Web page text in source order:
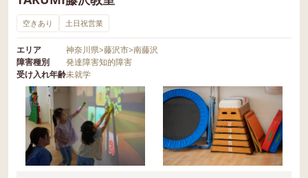
空きあり 土日祝営業
エリア 神奈川県>藤沢市>南藤沢
障害種別
発達障害知的障害
受け入れ年齢未就学